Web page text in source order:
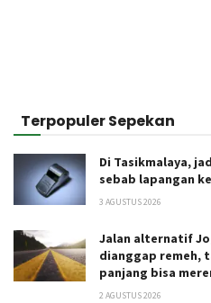
Terpopuler Sepekan
Di Tasikmalaya,
sebab lapangan
3 AGUSTUS 2026
Jalan alternatif
dianggap remeh,
panjang bisa
2 AGUSTUS 2026